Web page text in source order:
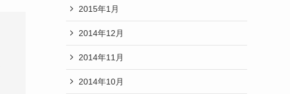
2015年1月
2014年12月
2014年11月
2014年10月